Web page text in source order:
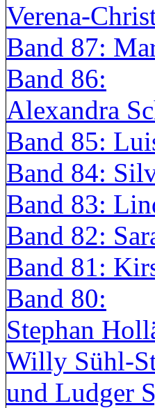
Verena-
Band 87:
Band 86:
Alexandra
Band 85:
Band 84:
Band 83:
Band 82:
Band 81:
Band 80:
Stephan
Willy Sühl-
und Ludger